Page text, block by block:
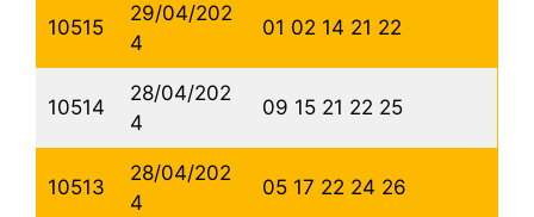
10515
29/04/202
4
01 02 14 21 22
10514
28/04/202
4
09 15 21 22 25
10513
28/04/202
4
05 17 22 24 26